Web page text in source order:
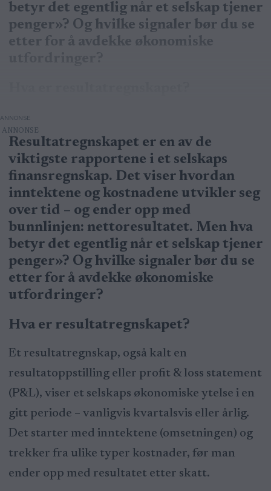
betyr det egentlig når et selskap tjener
penger»? Og hvilke signaler bør du se
etter for å avdekke økonomiske
ANNONSE
Resultatregnskapet er en av de
viktigste rapportene i et selskaps
finansregnskap. Det viser hvordan
inntektene og kostnadene utvikler seg
over tid – og ender opp med
bunnlinjen: nettoresultatet. Men hva
betyr det egentlig når et selskap tjener
penger»? Og hvilke signaler bør du se
etter for å avdekke økonomiske
utfordringer?
Hva er resultatregnskapet?
Et resultatregnskap, også kalt en
resultatoppstilling eller profit & loss statement
(P&L), viser et selskaps økonomiske ytelse i en
gitt periode – vanligvis kvartalsvis eller årlig.
Det starter med inntektene (omsetningen) og
trekker fra ulike typer kostnader, før man
ender opp med resultatet etter skatt.